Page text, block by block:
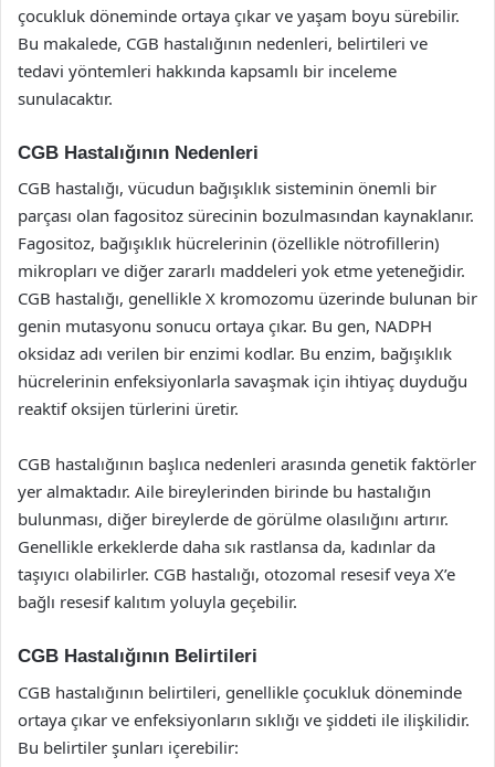
çocukluk döneminde ortaya çıkar ve yaşam boyu sürebilir.
Bu makalede, CGB hastalığının nedenleri, belirtileri ve
tedavi yöntemleri hakkında kapsamlı bir inceleme
sunulacaktır.
CGB Hastalığının Nedenleri
CGB hastalığı, vücudun bağışıklık sisteminin önemli bir
parçası olan fagositoz sürecinin bozulmasından kaynaklanır.
Fagositoz, bağışıklık hücrelerinin (özellikle nötrofillerin)
mikropları ve diğer zararlı maddeleri yok etme yeteneğidir.
CGB hastalığı, genellikle X kromozomu üzerinde bulunan bir
genin mutasyonu sonucu ortaya çıkar. Bu gen, NADPH
oksidaz adı verilen bir enzimi kodlar. Bu enzim, bağışıklık
hücrelerinin enfeksiyonlarla savaşmak için ihtiyaç duyduğu
reaktif oksijen türlerini üretir.
CGB hastalığının başlıca nedenleri arasında genetik faktörler
yer almaktadır. Aile bireylerinden birinde bu hastalığın
bulunması, diğer bireylerde de görülme olasılığını artırır.
Genellikle erkeklerde daha sık rastlansa da, kadınlar da
taşıyıcı olabilirler. CGB hastalığı, otozomal resesif veya X’e
bağlı resesif kalıtım yoluyla geçebilir.
CGB Hastalığının Belirtileri
CGB hastalığının belirtileri, genellikle çocukluk döneminde
ortaya çıkar ve enfeksiyonların sıklığı ve şiddeti ile ilişkilidir.
Bu belirtiler şunları içerebilir: